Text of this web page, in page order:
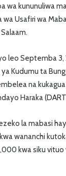
wa kununuliwa
Usafiri wa
leo Septemba 3,
Kudumu ta
na
Haraka
la mabasi
wananchi
kwa siku